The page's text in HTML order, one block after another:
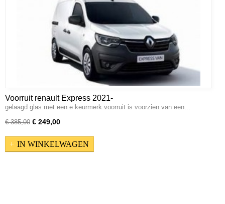
Voorruit renault Express 2021-
gelaagd glas met een e keurmerk voorruit is voorzien van een…
€ 385,00 € 249,00
IN WINKELWAGEN